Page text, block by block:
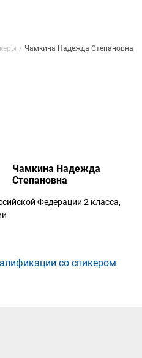
Чамкина Надежда Степановна
Чамкина Надежда
Степановна
Федерации 2 класса,
со спикером